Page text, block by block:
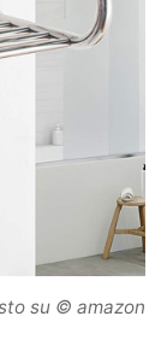
su © amazon